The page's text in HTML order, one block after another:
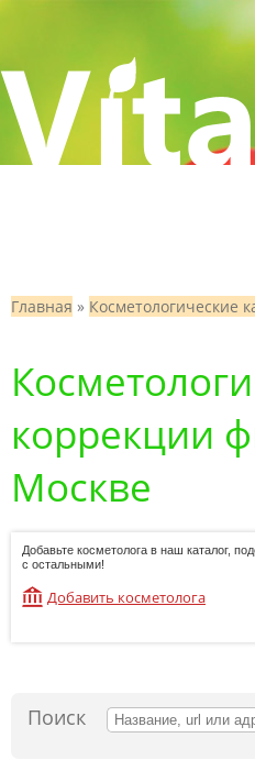
Главная » Косметологические
коррекции
Москве
Добавьте косметолога в наш каталог,
с остальными!
Добавить косметолога
Поиск